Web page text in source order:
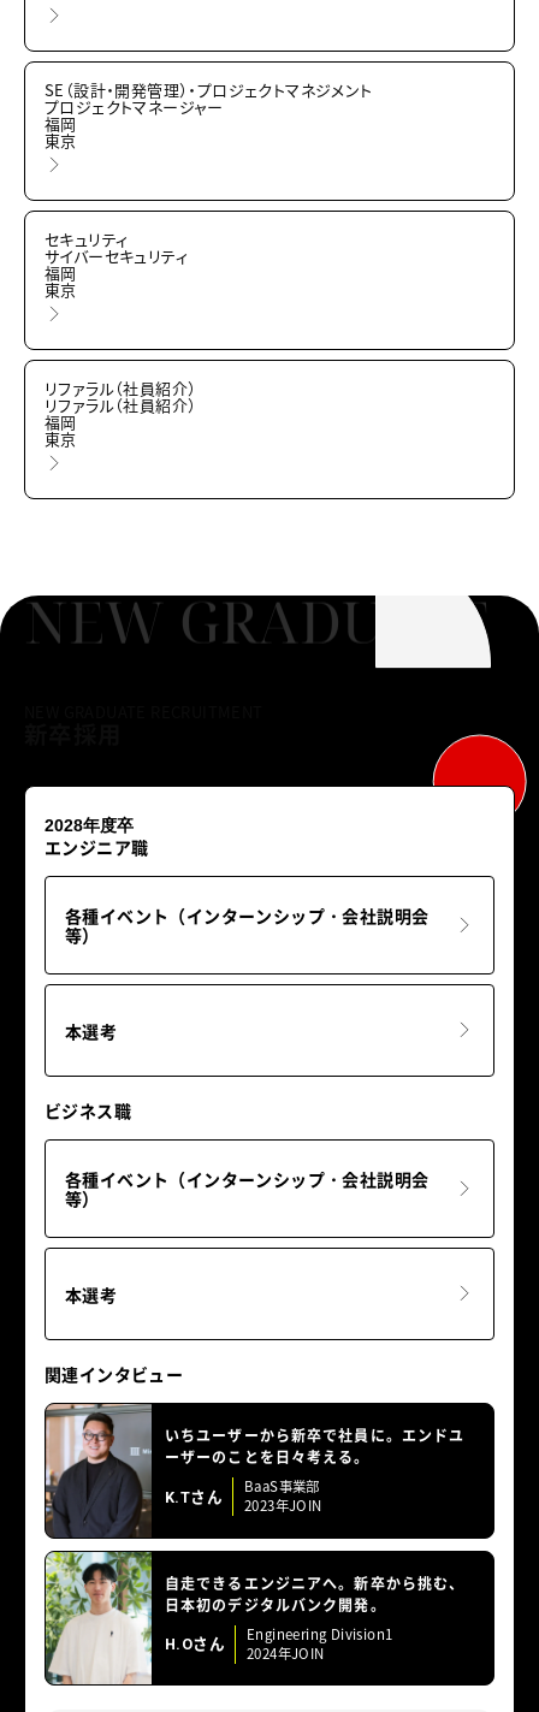
SE（設計・開発管理）・プロジェクトマネジメント
プロジェクトマネージャー
福岡
東京
セキュリティ
サイバーセキュリティ
福岡
東京
リファラル（社員紹介）
リファラル（社員紹介）
福岡
東京
NEW GRADUATE
2028年度卒
エンジニア職
各種イベント（インターンシップ・会社説明会
等）
本選考
ビジネス職
各種イベント（インターンシップ・会社説明会
等）
本選考
関連インタビュー
いちユーザーから新卒で社員に。エンドユ
ーザーのことを日々考える。
K.Tさん
BaaS事業部
2023年JOIN
自走できるエンジニアへ。新卒から挑む、
日本初のデジタルバンク開発。
H.Oさん
Engineering Division1
2024年JOIN